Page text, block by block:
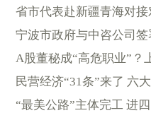
省市代表赴新疆青海对
宁波市政府与中咨公司
A股董秘成“高危职业”？
民营经济“31条”来了 六
“最美公路”主体完工 进